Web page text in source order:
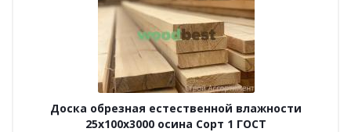
Доска обрезная естественной влажности
25х100х3000 осина Сорт 1 ГОСТ